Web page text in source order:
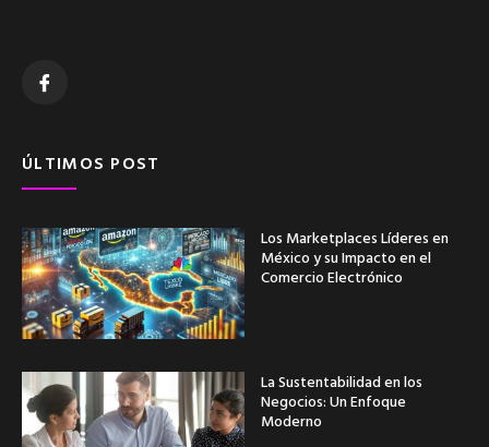
ÚLTIMOS POST
Los Marketplaces Líderes en
México y su Impacto en el
Comercio Electrónico
La Sustentabilidad en los
Negocios: Un Enfoque
Moderno